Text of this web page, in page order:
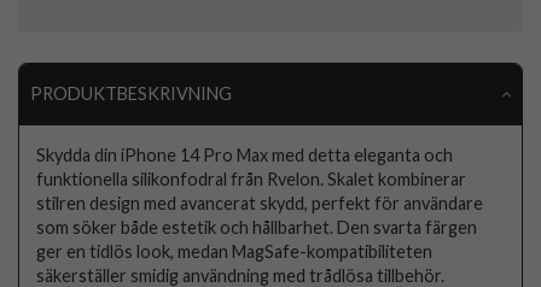
PRODUKTBESKRIVNING
Skydda din iPhone 14 Pro Max med detta eleganta och
funktionella silikonfodral från Rvelon. Skalet kombinerar
stilren design med avancerat skydd, perfekt för användare
som söker både estetik och hållbarhet. Den svarta färgen
ger en tidlös look, medan MagSafe-kompatibiliteten
säkerställer smidig användning med trådlösa tillbehör.